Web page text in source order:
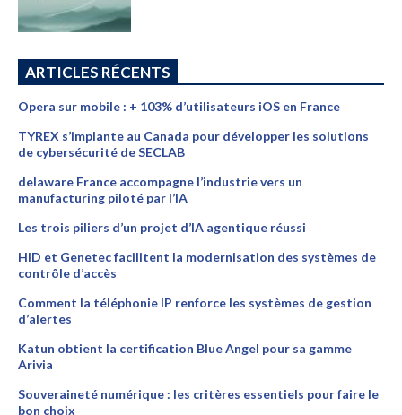
ARTICLES RÉCENTS
Opera sur mobile : + 103% d’utilisateurs iOS en France
TYREX s’implante au Canada pour développer les solutions
de cybersécurité de SECLAB
delaware France accompagne l’industrie vers un
manufacturing piloté par l’IA
Les trois piliers d’un projet d’IA agentique réussi
HID et Genetec facilitent la modernisation des systèmes de
contrôle d’accès
Comment la téléphonie IP renforce les systèmes de gestion
d’alertes
Katun obtient la certification Blue Angel pour sa gamme
Arivia
Souveraineté numérique : les critères essentiels pour faire le
bon choix